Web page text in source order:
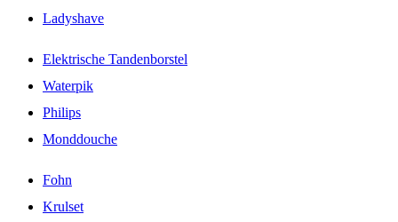
Ladyshave
Elektrische Tandenborstel
Waterpik
Philips
Monddouche
Fohn
Krulset